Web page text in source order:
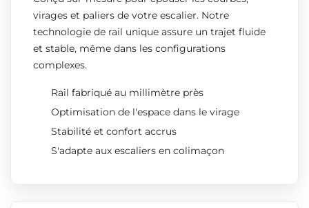
virages et paliers de votre escalier. Notre
technologie de rail unique assure un trajet fluide
et stable, même dans les configurations
complexes.
Rail fabriqué au millimètre près
Optimisation de l'espace dans le virage
Stabilité et confort accrus
S'adapte aux escaliers en colimaçon